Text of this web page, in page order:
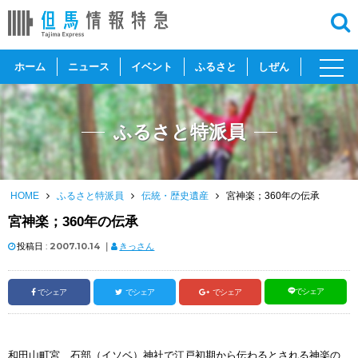
ホーム ニュース イベント ふるさと しぜん
toggle
ふるさと特派員
HOME ふるさと特派員 伝統・歴史遺産 宮神楽；360年の伝承
宮神楽；360年の伝承
投稿日 : 2007.10.14 ｜ きっさん
でシェア でシェア でシェア でシェア
和田山町宮、石部（イソベ）神社で江戸初期から伝わるとされる神楽の